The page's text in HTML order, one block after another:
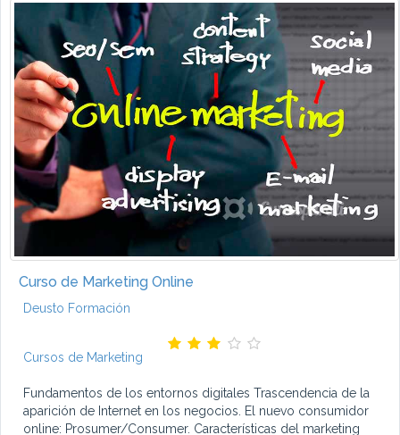
Curso de Marketing Online
Deusto Formación
Cursos de Marketing
Fundamentos de los entornos digitales Trascendencia de la
aparición de Internet en los negocios. El nuevo consumidor
online: Prosumer/Consumer. Características del marketing